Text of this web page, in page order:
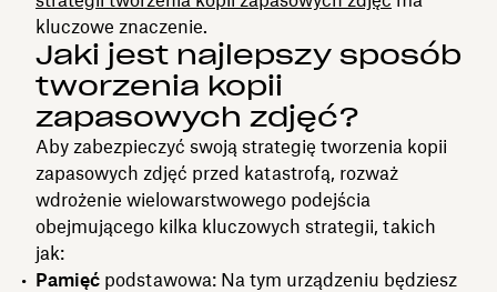
kluczowe znaczenie.
Jaki jest najlepszy sposób
tworzenia kopii
zapasowych zdjęć?
Aby zabezpieczyć swoją strategię tworzenia kopii
zapasowych zdjęć przed katastrofą, rozważ
wdrożenie wielowarstwowego podejścia
obejmującego kilka kluczowych strategii, takich
jak:
Pamięć podstawowa: Na tym urządzeniu będziesz